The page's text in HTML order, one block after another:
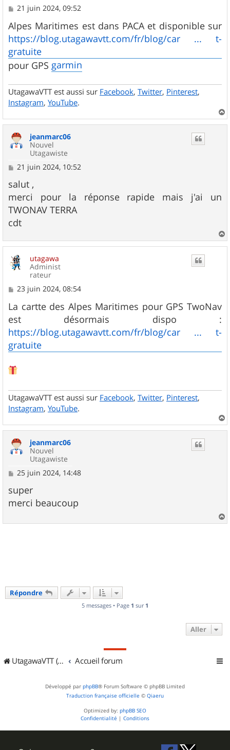
M
s
s
a
g
e
21 juin 2024, 09:52
Alpes Maritimes est dans PACA et disponible sur
https://blog.utagawavtt.com/fr/blog/car ... t-
gratuite
pour GPS garmin
UtagawaVTT est aussi sur Facebook, Twitter, Pinterest,
Instagram, YouTube.
a
jeanmarc06
Nouvel
Utagawiste
M
s
s
a
g
e
21 juin 2024, 10:52
salut ,
merci pour la réponse rapide mais j'ai un
TWONAV TERRA
cdt
a
utagawa
Administ
rateur
M
s
s
a
g
e
23 juin 2024, 08:54
La cartte des Alpes Maritimes pour GPS TwoNav
est désormais dispo :
https://blog.utagawavtt.com/fr/blog/car ... t-
gratuite
UtagawaVTT est aussi sur Facebook, Twitter, Pinterest,
Instagram, YouTube.
a
jeanmarc06
Nouvel
Utagawiste
M
s
s
a
e
25 juin 2024, 14:48
super
merci beaucoup
a
Répondre
5 messages • Page 1 sur 1
Aller
UtagawaVTT (Randos VTT et VTTAE avec traces GPS) Accueil forum
Développé par phpBB® Forum Software © phpBB Limited
Traduction française officielle © Qiaeru
Optimized by: phpBB SEO
Confidentialité | Conditions